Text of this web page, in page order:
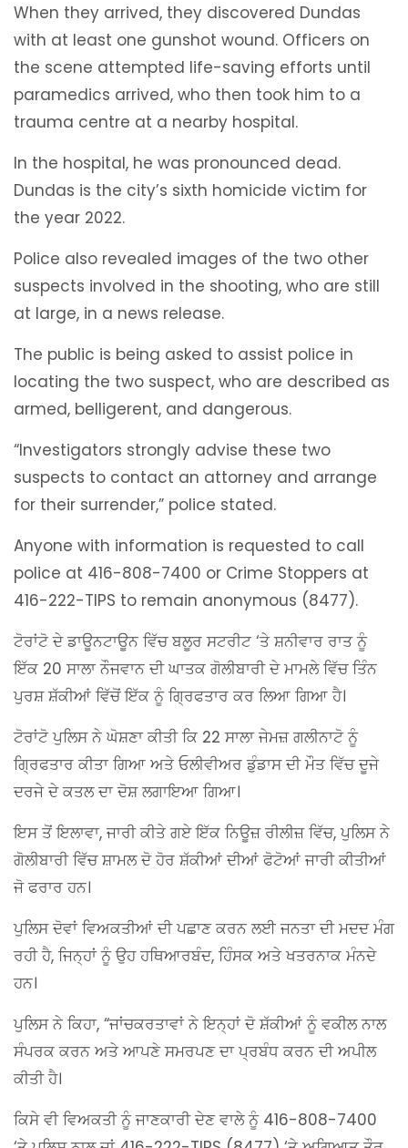
When they arrived, they discovered Dundas
with at least one gunshot wound. Officers on
the scene attempted life-saving efforts until
paramedics arrived, who then took him to a
trauma centre at a nearby hospital.
In the hospital, he was pronounced dead.
Dundas is the city’s sixth homicide victim for
the year 2022.
Police also revealed images of the two other
suspects involved in the shooting, who are still
at large, in a news release.
The public is being asked to assist police in
locating the two suspect, who are described as
armed, belligerent, and dangerous.
“Investigators strongly advise these two
suspects to contact an attorney and arrange
for their surrender,” police stated.
Anyone with information is requested to call
police at 416-808-7400 or Crime Stoppers at
416-222-TIPS to remain anonymous (8477).
ਟੋਰਾਂਟੋ ਦੇ ਡਾਊਨਟਾਊਨ ਵਿੱਚ ਬਲੂਰ ਸਟਰੀਟ ‘ਤੇ ਸ਼ਨੀਵਾਰ ਰਾਤ ਨੂੰ
ਇੱਕ 20 ਸਾਲਾ ਨੌਜਵਾਨ ਦੀ ਘਾਤਕ ਗੋਲੀਬਾਰੀ ਦੇ ਮਾਮਲੇ ਵਿੱਚ ਤਿੰਨ
ਪੁਰਸ਼ ਸ਼ੱਕੀਆਂ ਵਿੱਚੋਂ ਇੱਕ ਨੂੰ ਗ੍ਰਿਫਤਾਰ ਕਰ ਲਿਆ ਗਿਆ ਹੈ।
ਟੋਰਾਂਟੋ ਪੁਲਿਸ ਨੇ ਘੋਸ਼ਣਾ ਕੀਤੀ ਕਿ 22 ਸਾਲਾ ਜੇਮਜ਼ ਗਲੀਨਾਟੋ ਨੂੰ
ਗ੍ਰਿਫਤਾਰ ਕੀਤਾ ਗਿਆ ਅਤੇ ਓਲੀਵੀਅਰ ਡੁੰਡਾਸ ਦੀ ਮੌਤ ਵਿੱਚ ਦੂਜੇ
ਦਰਜੇ ਦੇ ਕਤਲ ਦਾ ਦੋਸ਼ ਲਗਾਇਆ ਗਿਆ।
ਇਸ ਤੋਂ ਇਲਾਵਾ, ਜਾਰੀ ਕੀਤੇ ਗਏ ਇੱਕ ਨਿਊਜ਼ ਰੀਲੀਜ਼ ਵਿੱਚ, ਪੁਲਿਸ ਨੇ
ਗੋਲੀਬਾਰੀ ਵਿੱਚ ਸ਼ਾਮਲ ਦੋ ਹੋਰ ਸ਼ੱਕੀਆਂ ਦੀਆਂ ਫੋਟੋਆਂ ਜਾਰੀ ਕੀਤੀਆਂ
ਜੋ ਫਰਾਰ ਹਨ।
ਪੁਲਿਸ ਦੋਵਾਂ ਵਿਅਕਤੀਆਂ ਦੀ ਪਛਾਣ ਕਰਨ ਲਈ ਜਨਤਾ ਦੀ ਮਦਦ ਮੰਗ
ਰਹੀ ਹੈ, ਜਿਨ੍ਹਾਂ ਨੂੰ ਉਹ ਹਥਿਆਰਬੰਦ, ਹਿੰਸਕ ਅਤੇ ਖਤਰਨਾਕ ਮੰਨਦੇ
ਹਨ।
ਪੁਲਿਸ ਨੇ ਕਿਹਾ, “ਜਾਂਚਕਰਤਾਵਾਂ ਨੇ ਇਨ੍ਹਾਂ ਦੋ ਸ਼ੱਕੀਆਂ ਨੂੰ ਵਕੀਲ ਨਾਲ
ਸੰਪਰਕ ਕਰਨ ਅਤੇ ਆਪਣੇ ਸਮਰਪਣ ਦਾ ਪ੍ਰਬੰਧ ਕਰਨ ਦੀ ਅਪੀਲ
ਕੀਤੀ ਹੈ।
ਕਿਸੇ ਵੀ ਵਿਅਕਤੀ ਨੂੰ ਜਾਣਕਾਰੀ ਦੇਣ ਵਾਲੇ ਨੂੰ 416-808-7400